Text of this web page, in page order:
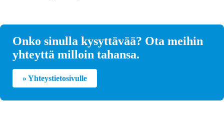
Onko sinulla kysyttävää? Ota meihin
yhteyttä milloin tahansa.
» Yhteystietosivulle